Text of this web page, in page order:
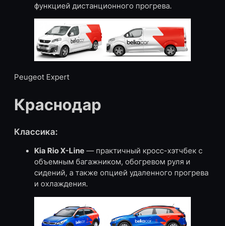
функцией дистанционного прогрева.
Peugeot Expert
Краснодар
Классика:
Kia Rio X-Line — практичный кросс-хэтчбек с
объемным багажником, обогревом руля и
сидений, а также опцией удаленного прогрева
и охлаждения.